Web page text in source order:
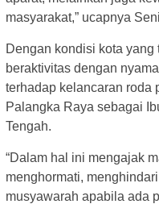
masyarakat,” ucapnya
Dengan kondisi kota
beraktivitas dengan
terhadap kelancaran roda
Palangka Raya sebagai
Tengah.
“Dalam hal ini mengajak
menghormati,
musyawarah apabila ada